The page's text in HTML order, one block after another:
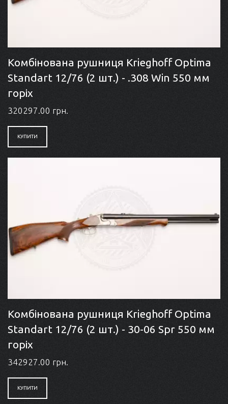
Комбінована рушниця Krieghoff Optima
Standart 12/76 (2 шт.) - .308 Win 550 мм
горіх
320297.00 грн.
КУПИТИ
Комбінована рушниця Krieghoff Optima
Standart 12/76 (2 шт.) - 30-06 Spr 550 мм
горіх
342927.00 грн.
КУПИТИ